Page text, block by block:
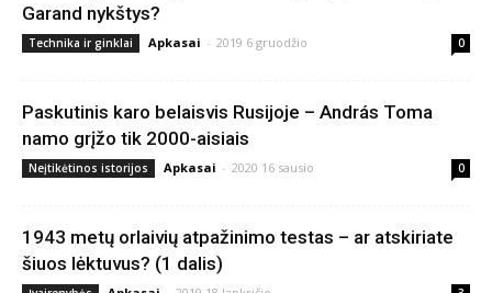
Garand nykštys?
Technika ir ginklai Apkasai - 2019 6 gruodžio 0
Paskutinis karo belaisvis Rusijoje – András Toma
namo grįžo tik 2000-aisiais
Neįtikėtinos istorijos Apkasai - 2020 16 sausio 0
1943 metų orlaivių atpažinimo testas – ar atskiriate
šiuos lėktuvus? (1 dalis)